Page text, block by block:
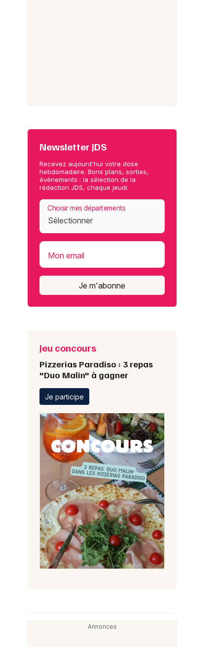
Newsletter JDS
Recevez aujourd'hui votre dose
hebdomadaire. Bons plans, sorties,
événements : la sélection de la
rédaction JDS, chaque jeudi.
Choisir mes départements
Mon email
Je m'abonne
Jeu concours
Pizzerias Paradiso : 3 repas
"Duo Malin" à gagner
Je participe